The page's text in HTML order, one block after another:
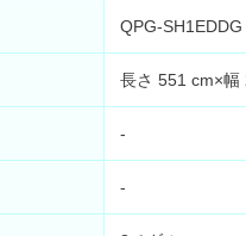
QPG-SH1EDDG
長さ 551 cm×幅
-
-